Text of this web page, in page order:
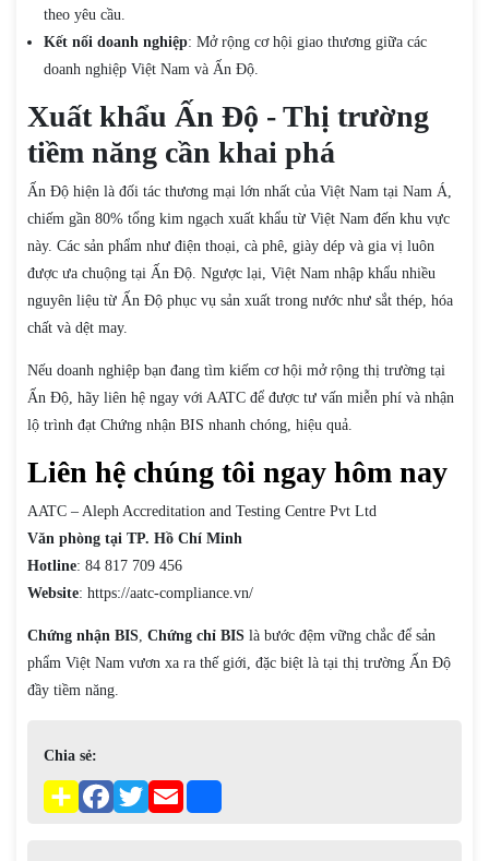
theo yêu cầu.
Kết nối doanh nghiệp: Mở rộng cơ hội giao thương giữa các
doanh nghiệp Việt Nam và Ấn Độ.
Xuất khẩu Ấn Độ - Thị trường
tiềm năng cần khai phá
Ấn Độ hiện là đối tác thương mại lớn nhất của Việt Nam tại Nam Á,
chiếm gần 80% tổng kim ngạch xuất khẩu từ Việt Nam đến khu vực
này. Các sản phẩm như điện thoại, cà phê, giày dép và gia vị luôn
được ưa chuộng tại Ấn Độ. Ngược lại, Việt Nam nhập khẩu nhiều
nguyên liệu từ Ấn Độ phục vụ sản xuất trong nước như sắt thép, hóa
chất và dệt may.
Nếu doanh nghiệp bạn đang tìm kiếm cơ hội mở rộng thị trường tại
Ấn Độ, hãy liên hệ ngay với AATC để được tư vấn miễn phí và nhận
lộ trình đạt Chứng nhận BIS nhanh chóng, hiệu quả.
Liên hệ chúng tôi ngay hôm nay
AATC – Aleph Accreditation and Testing Centre Pvt Ltd
Văn phòng tại TP. Hồ Chí Minh
Hotline: 84 817 709 456
Website: https://aatc-compliance.vn/
Chứng nhận BIS, Chứng chỉ BIS là bước đệm vững chắc để sản
phẩm Việt Nam vươn xa ra thế giới, đặc biệt là tại thị trường Ấn Độ
đầy tiềm năng.
Chia sẻ: